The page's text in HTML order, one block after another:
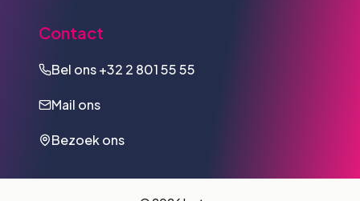
Contact
Bel ons+32 2 801 55 55
Mail ons
Bezoek ons